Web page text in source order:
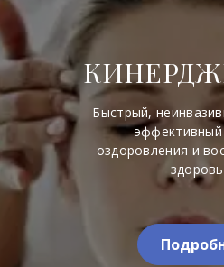
Быстрый,
оздоровления и